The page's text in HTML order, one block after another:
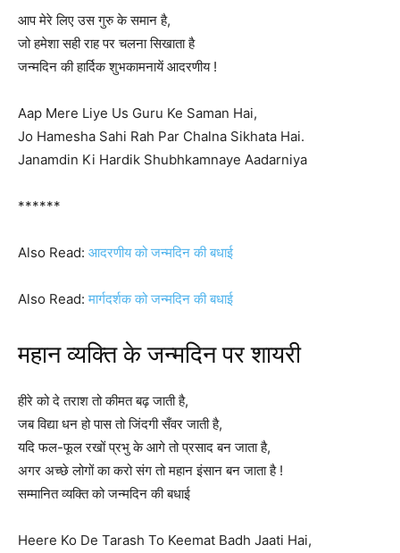
आप मेरे लिए उस गुरु के समान है,
जो हमेशा सही राह पर चलना सिखाता है
जन्मदिन की हार्दिक शुभकामनायें आदरणीय !
Aap Mere Liye Us Guru Ke Saman Hai,
Jo Hamesha Sahi Rah Par Chalna Sikhata Hai.
Janamdin Ki Hardik Shubhkamnaye Aadarniya
******
Also Read: आदरणीय को जन्मदिन की बधाई
Also Read:मार्गदर्शक को जन्मदिन की बधाई
महान व्यक्ति के जन्मदिन पर शायरी
हीरे को दे तराश तो कीमत बढ़ जाती है,
जब विद्या धन हो पास तो जिंदगी सँवर जाती है,
यदि फल-फूल रखों प्रभु के आगे तो प्रसाद बन जाता है,
अगर अच्छे लोगों का करो संग तो महान इंसान बन जाता है !
सम्मानित व्यक्ति को जन्मदिन की बधाई
Heere Ko De Tarash To Keemat Badh Jaati Hai,